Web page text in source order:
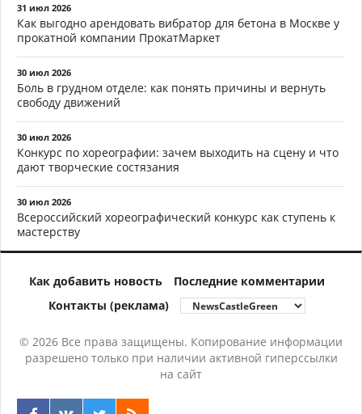
31 июл 2026
Как выгодно арендовать вибратор для бетона в Москве у
прокатной компании ПрокатМаркет
30 июл 2026
Боль в грудном отделе: как понять причины и вернуть
свободу движений
30 июл 2026
Конкурс по хореографии: зачем выходить на сцену и что
дают творческие состязания
30 июл 2026
Всероссийский хореографический конкурс как ступень к
мастерству
Как добавить новость
Последние комментарии
Контакты (реклама)
© 2026 Все права защищены. Копирование информации
разрешено только при наличии активной гиперссылки
на сайт